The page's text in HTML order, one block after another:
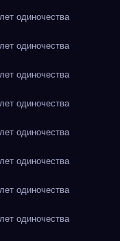
одиночества
одиночества
одиночества
одиночества
одиночества
одиночества
одиночества
одиночества